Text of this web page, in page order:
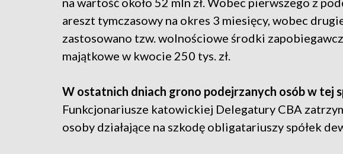
areszt tymczasowy na okres 3 miesięcy, wobec
zastosowano tzw. wolnościowe środki
majątkowe w kwocie 250 tys. zł.
W ostatnich dniach grono podejrzanych osób w tej
Funkcjonariusze katowickiej Delegatury CBA
osoby działające na szkodę obligatariuszy spółek